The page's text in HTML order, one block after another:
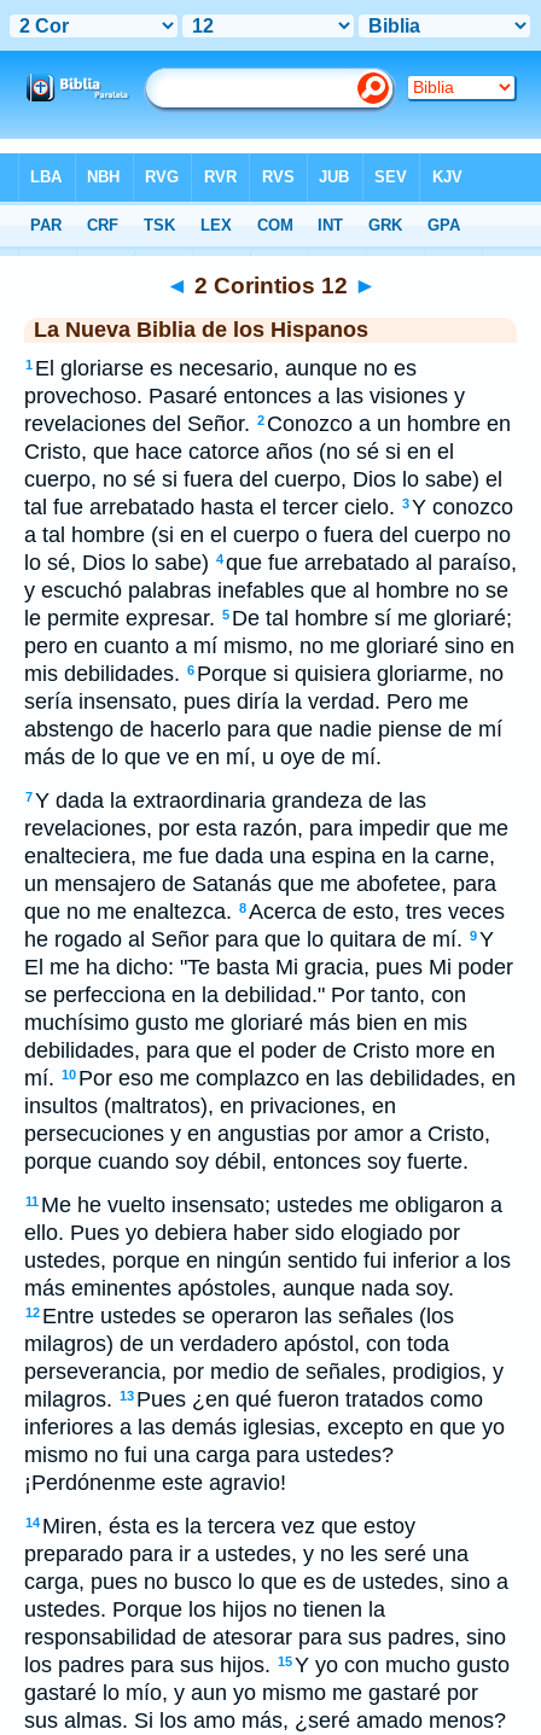
>NBLH > 2 Corintios 12
◄ 2 Corintios 12 ►
La Nueva Biblia de los Hispanos
1 El gloriarse es necesario, aunque no es
provechoso. Pasaré entonces a las visiones y
revelaciones del Señor. 2 Conozco a un hombre en
Cristo, que hace catorce años (no sé si en el
cuerpo, no sé si fuera del cuerpo, Dios lo sabe) el
tal fue arrebatado hasta el tercer cielo. 3Y conozco
a tal hombre (si en el cuerpo o fuera del cuerpo no
lo sé, Dios lo sabe) 4que fue arrebatado al paraíso,
y escuchó palabras inefables que al hombre no se
le permite expresar. 5 De tal hombre sí me gloriaré;
pero en cuanto a mí mismo, no me gloriaré sino en
mis debilidades. 6 Porque si quisiera gloriarme, no
sería insensato, pues diría la verdad. Pero me
abstengo de hacerlo para que nadie piense de mí
más de lo que ve en mí, u oye de mí.
7Y dada la extraordinaria grandeza de las
revelaciones, por esta razón, para impedir que me
enalteciera, me fue dada una espina en la carne,
un mensajero de Satanás que me abofetee, para
que no me enaltezca. 8Acerca de esto, tres veces
he rogado al Señor para que lo quitara de mí. 9Y
El me ha dicho: "Te basta Mi gracia, pues Mi poder
se perfecciona en la debilidad." Por tanto, con
muchísimo gusto me gloriaré más bien en mis
debilidades, para que el poder de Cristo more en
mí. 10 Por eso me complazco en las debilidades, en
insultos (maltratos), en privaciones, en
persecuciones y en angustias por amor a Cristo,
porque cuando soy débil, entonces soy fuerte.
11 Me he vuelto insensato; ustedes me obligaron a
ello. Pues yo debiera haber sido elogiado por
ustedes, porque en ningún sentido fui inferior a los
más eminentes apóstoles, aunque nada soy.
12 Entre ustedes se operaron las señales (los
milagros) de un verdadero apóstol, con toda
perseverancia, por medio de señales, prodigios, y
milagros. 13 Pues ¿en qué fueron tratados como
inferiores a las demás iglesias, excepto en que yo
mismo no fui una carga para ustedes?
¡Perdónenme este agravio!
14 Miren, ésta es la tercera vez que estoy
preparado para ir a ustedes, y no les seré una
carga, pues no busco lo que es de ustedes, sino a
ustedes. Porque los hijos no tienen la
responsabilidad de atesorar para sus padres, sino
los padres para sus hijos. 15Y yo con mucho gusto
gastaré lo mío, y aun yo mismo me gastaré por
sus almas. Si los amo más, ¿seré amado menos?